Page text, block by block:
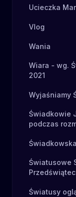
Ucieczka
Vlog
Wania
Wiara - wg.
2021
Wyjaśniamy
Świadkowie
podczas
Światusowe
Światusy